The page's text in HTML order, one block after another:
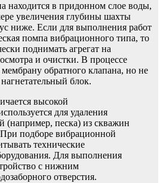
находится в придонном слое воды,
увеличения глубины шахты
ниже. Если для выполнения работ
помпа вибрационного типа, то
поднимать агрегат на
и очистки. В процессе
обратного клапана, но не
блок.
высокой
для удаления
(например, песка) из скважин
подборе вибрационной
технические
Для выполнения
с нижним
отверстия.